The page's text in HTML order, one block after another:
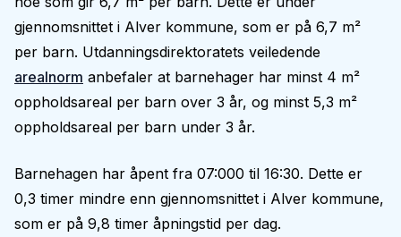
gjennomsnittet i Alver kommune, som er på 6,7 m²
per barn. Utdanningsdirektoratets veiledende
arealnorm anbefaler at barnehager har minst 4 m²
oppholdsareal per barn over 3 år, og minst 5,3 m²
oppholdsareal per barn under 3 år.
Barnehagen har åpent fra 07:000 til 16:30. Dette er
0,3 timer mindre enn gjennomsnittet i Alver kommune,
som er på 9,8 timer åpningstid per dag.